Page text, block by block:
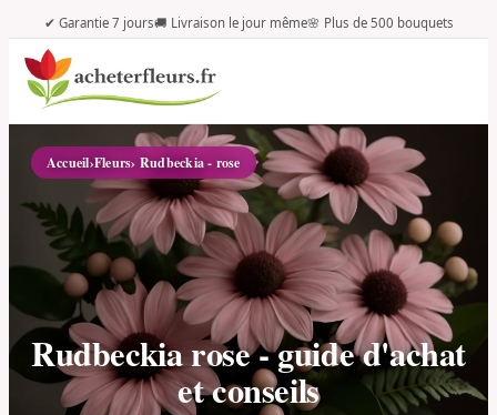
✔ Garantie 7 jours🚚 Livraison le jour même🌸 Plus de 500 bouquets
Accueil›Fleurs› Rudbeckia - rose
Rudbeckia rose - guide d'achat
et conseils